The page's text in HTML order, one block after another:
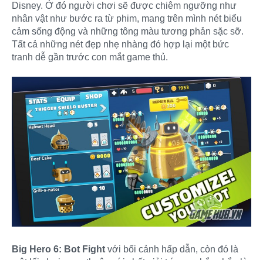
Disney. Ở đó người chơi sẽ được chiêm ngưỡng như
nhân vật như bước ra từ phim, mang trên mình nét biểu
cảm sống động và những tông màu tương phản sặc sỡ.
Tất cả những nét đẹp nhẹ nhàng đó hợp lại một bức
tranh dễ gần trước con mắt game thủ.
Big Hero 6: Bot Fight với bối cảnh hấp dẫn, còn đó là